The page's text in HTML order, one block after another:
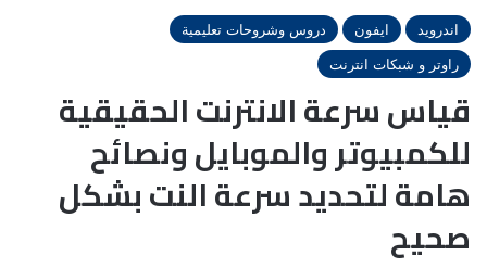
اندرويد ايفون
دروس وشروحات تعليمية
راوتر و شبكات انترنت
قياس سرعة الانترنت الحقيقية
للكمبيوتر والموبايل ونصائح
هامة لتحديد سرعة النت بشكل
صحيح